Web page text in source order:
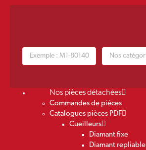
Nos pièces détachées
Commandes de pièces
Catalogues pièces PDF
Cueilleurs
Diamant fixe
Diamant repliable